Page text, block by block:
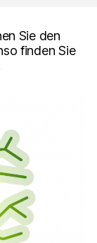
Sie den
finden Sie